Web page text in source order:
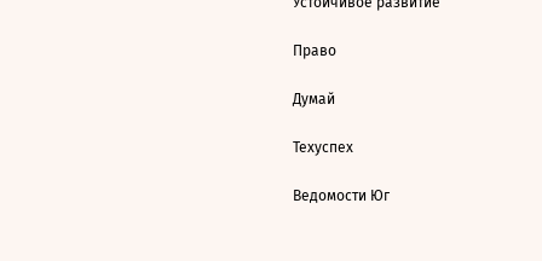
Право
Думай
Техуспех
Ведомости Юг